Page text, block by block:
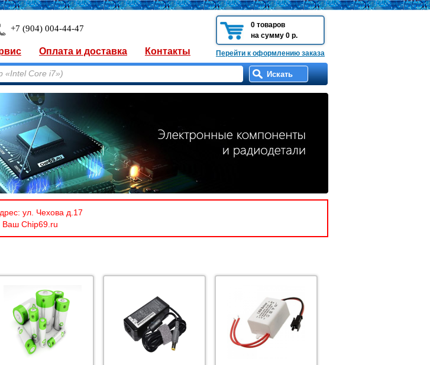
+7 (904) 004-44-47
0 товаров
на сумму 0 р.
Перейти к оформлению заказа
Оплата и доставка Контакты
ул. Чехова д.17
Chip69.ru